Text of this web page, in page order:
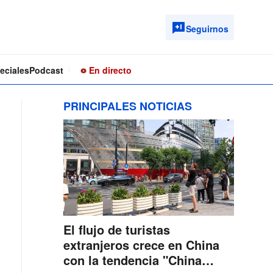
Seguirnos
Podcast En directo
PRINCIPALES NOTICIAS
El flujo de turistas
extranjeros crece en China
con la tendencia "China